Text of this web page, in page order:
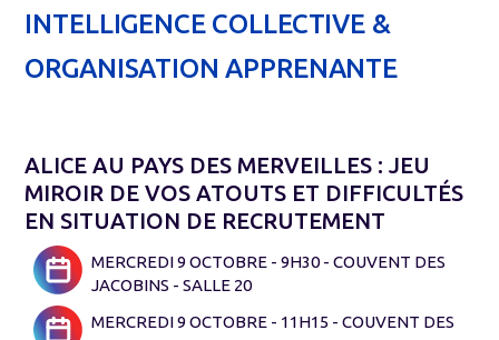
INTELLIGENCE COLLECTIVE &
ORGANISATION APPRENANTE
ALICE AU PAYS DES MERVEILLES : JEU
MIROIR DE VOS ATOUTS ET DIFFICULTÉS
EN SITUATION DE RECRUTEMENT
MERCREDI 9 OCTOBRE - 9H30 - COUVENT DES
JACOBINS - SALLE 20
MERCREDI 9 OCTOBRE - 11H15 - COUVENT DES